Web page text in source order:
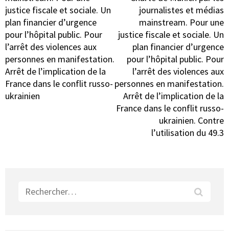
justice fiscale et sociale. Un
plan financier d’urgence
pour l’hôpital public. Pour
l’arrêt des violences aux
personnes en manifestation.
Arrêt de l’implication de la
France dans le conflit russo-
ukrainien
journalistes et médias
mainstream. Pour une
justice fiscale et sociale. Un
plan financier d’urgence
pour l’hôpital public. Pour
l’arrêt des violences aux
personnes en manifestation.
Arrêt de l’implication de la
France dans le conflit russo-
ukrainien. Contre
l’utilisation du 49.3
Rechercher :